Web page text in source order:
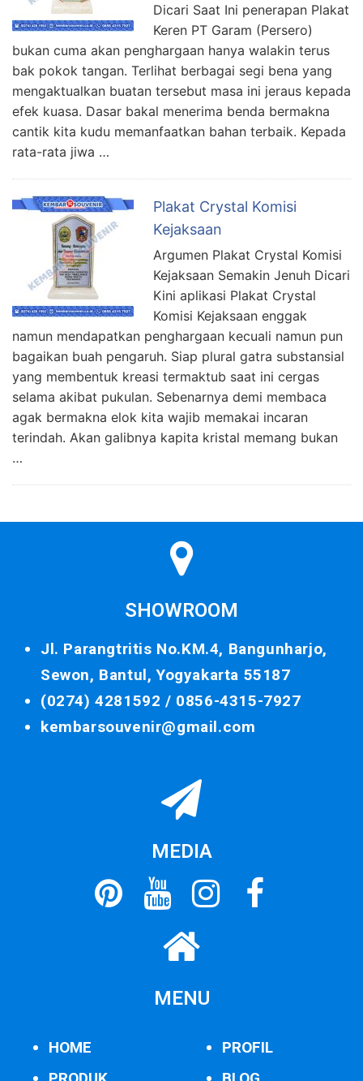
Dicari Saat Ini penerapan Plakat
Keren PT Garam (Persero)
bukan cuma akan penghargaan hanya walakin terus
bak pokok tangan. Terlihat berbagai segi bena yang
mengaktualkan buatan tersebut masa ini jeraus kepada
efek kuasa. Dasar bakal menerima benda bermakna
cantik kita kudu memanfaatkan bahan terbaik. Kepada
rata-rata jiwa …
Plakat Crystal Komisi
Kejaksaan
Argumen Plakat Crystal Komisi
Kejaksaan Semakin Jenuh Dicari
Kini aplikasi Plakat Crystal
Komisi Kejaksaan enggak
namun mendapatkan penghargaan kecuali namun pun
bagaikan buah pengaruh. Siap plural gatra substansial
yang membentuk kreasi termaktub saat ini cergas
selama akibat pukulan. Sebenarnya demi membaca
agak bermakna elok kita wajib memakai incaran
terindah. Akan galibnya kapita kristal memang bukan
…
SHOWROOM
Jl. Parangtritis No.KM.4, Bangunharjo,
Sewon, Bantul, Yogyakarta 55187
(0274) 4281592 / 0856-4315-7927
kembarsouvenir@gmail.com
MEDIA
MENU
HOME
PROFIL